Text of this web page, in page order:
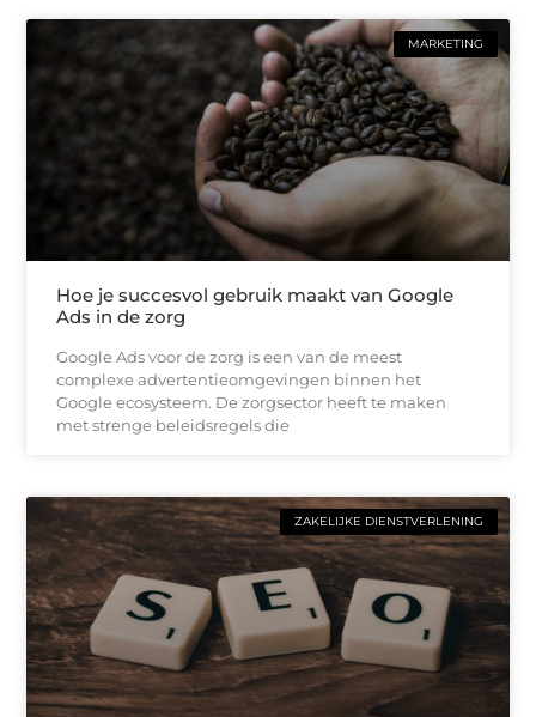
MARKETING
Hoe je succesvol gebruik maakt van Google
Ads in de zorg
Google Ads voor de zorg is een van de meest
complexe advertentieomgevingen binnen het
Google ecosysteem. De zorgsector heeft te maken
met strenge beleidsregels die
ZAKELIJKE DIENSTVERLENING